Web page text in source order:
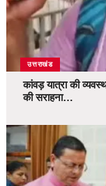
उत्तराखंड
कांवड़ यात्रा की
की सराहना…